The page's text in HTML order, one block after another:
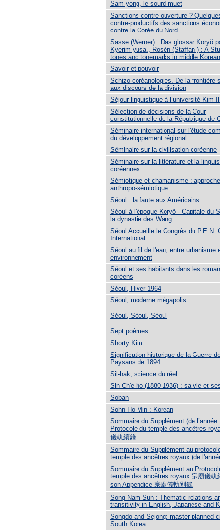
Sam-yong, le sourd-muet
Sanctions contre ouverture ?
contre-productifs des sanctions
contre la Corée du Nord
Sasse (Werner) : Das glossar Koryŏ
Kyerim yusa., Rosèn (Staffan ) : A
tones and tonemarks in middle Korean
Savoir et pouvoir
Schizo-coréanologies. De la frontière
aux discours de la division
Séjour linguistique à l’université Kim
Sélection de décisions de la Cour
constitutionnelle de la République de
Séminaire international sur l'étude
du développement régional.
Séminaire sur la civilisation coréenne
Séminaire sur la littérature et la
coréennes
Sémiotique et chamanisme : approche
anthropo-sémiotique
Séoul : la faute aux Américains
Séoul à l'époque Koryǒ - Capitale du
la dynastie des Wang
Séoul Accueille le Congrès du P.E.N.
International
Séoul au fil de l'eau, entre urbanisme
environnement
Séoul et ses habitants dans les
coréens
Séoul, Hiver 1964
Séoul, moderne mégapolis
Séoul, Séoul, Séoul
Sept poèmes
Shorty Kim
Signification historique de la Guerre
Paysans de 1894
Sil-hak, science du réel
Sin Ch'e-ho (1880-1936) : sa vie et
Soban
Sohn Ho-Min : Korean
Sommaire du Supplément (de l’année
Protocole du temple des ancêtres
儀軌續錄
Sommaire du Supplément au
temple des ancêtres royaux (de
Sommaire du Supplément au
temple des ancêtres royaux 宗廟儀軌
son Appendice 宗廟儀軌別錄
Song Nam-Sun : Thematic relations
transitivity in English, Japanese and
Songdo and Sejong: master-planned
South Korea.